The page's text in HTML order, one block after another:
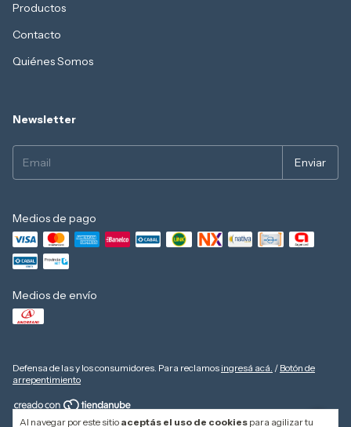
Al navegar por este sitio aceptás el uso de cookies para agilizar tu
Productos
Contacto
Quiénes Somos
Newsletter
Medios de pago
Medios de envío
Defensa de las y los consumidores. Para reclamos ingresá acá. / Botón de
arrepentimiento
Copyright SOSA 1975 - 20249112292 - 2026. Todos los derechos reservados.